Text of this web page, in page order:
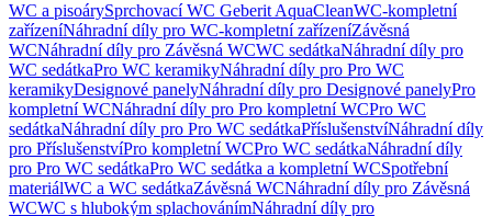
WC a pisoárySprchovací WC Geberit AquaCleanWC-kompletní
zařízeníNáhradní díly pro WC-kompletní zařízeníZávěsná
WCNáhradní díly pro Závěsná WCWC sedátkaNáhradní díly pro
WC sedátkaPro WC keramikyNáhradní díly pro Pro WC
keramikyDesignové panelyNáhradní díly pro Designové panelyPro
kompletní WCNáhradní díly pro Pro kompletní WCPro WC
sedátkaNáhradní díly pro Pro WC sedátkaPříslušenstvíNáhradní díly
pro PříslušenstvíPro kompletní WCPro WC sedátkaNáhradní díly
pro Pro WC sedátkaPro WC sedátka a kompletní WCSpotřební
materiálWC a WC sedátkaZávěsná WCNáhradní díly pro Závěsná
WCWC s hlubokým splachovánímNáhradní díly pro